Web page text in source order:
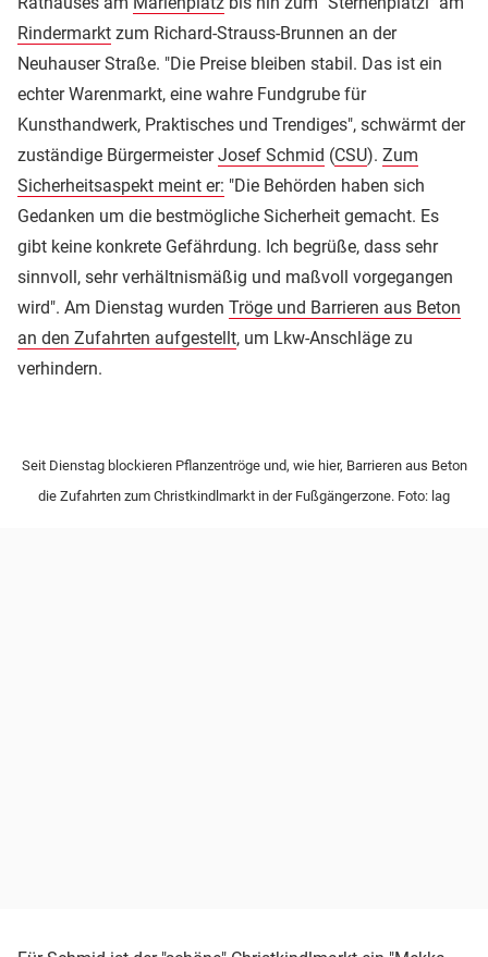
Rindermarkt zum Richard-Strauss-Brunnen an der
Neuhauser Straße. "Die Preise bleiben stabil. Das ist ein
echter Warenmarkt, eine wahre Fundgrube für
Kunsthandwerk, Praktisches und Trendiges", schwärmt der
zuständige BürgermeisterJosef Schmid (CSU). Zum
Sicherheitsaspekt meint er: "Die Behörden haben sich
Gedanken um die bestmögliche Sicherheit gemacht. Es
gibt keine konkrete Gefährdung. Ich begrüße, dass sehr
sinnvoll, sehr verhältnismäßig und maßvoll vorgegangen
wird". Am Dienstag wurden Tröge und Barrieren aus Beton
an den Zufahrten aufgestellt, um Lkw-Anschläge zu
verhindern.
Seit Dienstag blockieren Pflanzentröge und, wie hier, Barrieren aus Beton
die Zufahrten zum Christkindlmarkt in der Fußgängerzone. Foto: lag